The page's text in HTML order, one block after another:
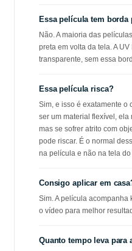
Essa película tem borda
Não. A maioria das
preta em volta da tela. A
transparente, sem essa
Essa película risca?
Sim, e isso é exatamente o
ser um material flexível,
mas se sofrer atrito com
pode riscar. É o normal
na película e não na tela
Consigo aplicar em
Sim. A película
o vídeo para melhor
Quanto tempo leva para